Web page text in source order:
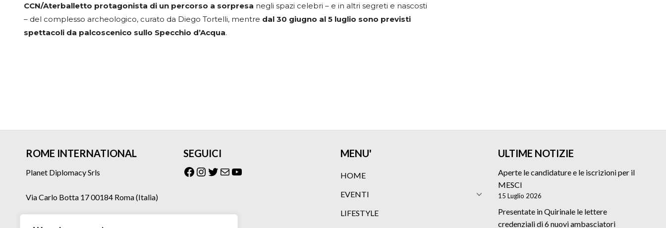
CCN/Aterballetto protagonista di un percorso a sorpresa negli spazi celebri – e in altri segreti e nascosti
– del complesso archeologico, curato da Diego Tortelli, mentre dal 30 giugno al 5 luglio sono previsti
spettacoli da palcoscenico sullo Specchio d’Acqua.
ROME INTERNATIONAL
Planet Diplomacy Srls
Via Carlo Botta 17 00184 Roma (Italia)
SEGUICI
Facebook
Instagram
Twitter
EmailYouTube
MENU'
HOME
EVENTI
LIFESTYLE
ULTIME NOTIZIE
Aperte le candidature e le iscrizioni per il
MESCI
15 Luglio 2026
Presentate in Quirinale le lettere
credenziali di 6 nuovi ambasciatori